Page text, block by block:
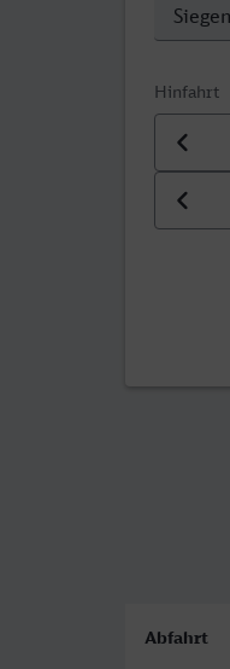
Hinfahrt
Datum
Uhrzeit
Abfahrt